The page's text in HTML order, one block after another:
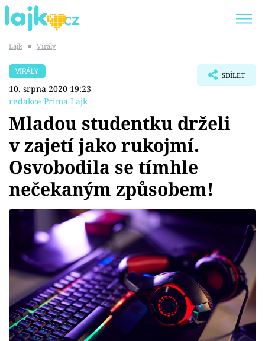
SHOPAHOLICADEL
Témata
Showbyznys
Youtubeři
Virály
Sex a vztahy
Videa
Sledujte prima+
Lajk ■ Virály
VIRÁLY
10. srpna 2020 19:23
redakce Prima Lajk
SDÍLET
Mladou studentku drželi
v zajetí jako rukojmí.
Osvobodila se tímhle
nečekaným způsobem!